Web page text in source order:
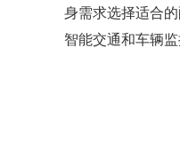
身需求选择适合
智能交通和车辆监